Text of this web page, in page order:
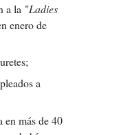
a la "Ladies
enero de
a
en más de 40